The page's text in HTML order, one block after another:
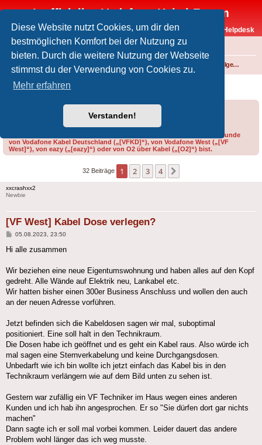
Diese Website nutzt Cookies, um dir den
bestmöglichen Komfort bei der Nutzung zu
bieten. Durch die weitere Nutzung der Webseite
stimmst du der Verwendung von Cookies zu.
Mehr erfahren
Verstanden!
Inoffizielles Vodafone-Kabel-Forum
Vodafone-Kabel-Helpdesk
FAQ
Foren-Übersicht Technik allgemein
[VF West] Kabel Dose verlegen?
Bitte gib bei der Erstellung eines Threads im Feld „Präfix“ an, ob du Kunde
von Vodafone Kabel Deutschland („[VFKD]“), von Vodafone West („[VF
West]“), von eazy („[eazy]“) oder von O2 über Kabel („[O2]“) bist.
32 Beiträge 1 2 3 4
xxcrashxx2
Newbie
[VF West] Kabel Dose verlegen?
Beitrag
05.08.2023, 23:50
Hi alle zusammen
Wir beziehen eine neue Eigentumswohnung und haben alles auf den Kopf
gedreht. Alle Wände auf Elektrik neu, Lankabel etc.
Wir hatten bisher einen 300er Business Anschluss und wollen den auch
an der neuen Adresse vorführen.
Jetzt befinden sich die Kabeldosen sagen wir mal, suboptimal
positioniert. Eine soll halt in den Technikraum.
Die Dosen habe ich geöffnet und es geht ein Kabel raus. Also würde ich
mal sagen eine Sternverkabelung und keine Durchgangsdosen.
Unbedarft wie ich bin wollte ich jetzt einfach das Kabel bis in den
Technikraum verlängern wie auf dem Bild unten zu sehen ist.
Gestern war zufällig ein VF Techniker im Haus wegen eines anderen
Kunden und ich hab ihn angesprochen. Er so "Sie dürfen dort gar nichts
machen"
Dann sagte ich er soll mal vorbei kommen. Leider dauert das andere
Problem wohl länger das ich weg musste.